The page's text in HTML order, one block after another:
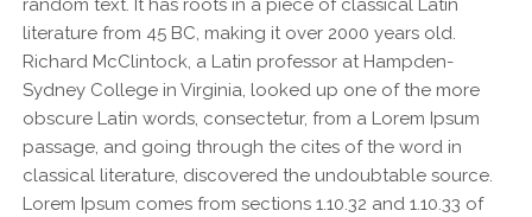
random text. It has roots in a piece of classical Latin
literature from 45 BC, making it over 2000 years old.
Richard McClintock, a Latin professor at Hampden-
Sydney College in Virginia, looked up one of the more
obscure Latin words, consectetur, from a Lorem Ipsum
passage, and going through the cites of the word in
classical literature, discovered the undoubtable source.
Lorem Ipsum comes from sections 1.10.32 and 1.10.33 of